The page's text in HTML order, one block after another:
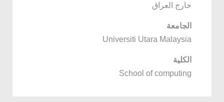
خارج العراق
الجامعة
Universiti Utara Malaysia
الكلية
School of computing